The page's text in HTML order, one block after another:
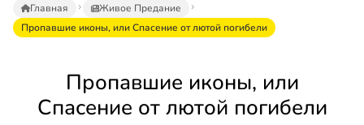
Главная
Живое Предание
Пропавшие иконы, или Спасение от лютой погибели
Пропавшие иконы, или
Спасение от лютой погибели